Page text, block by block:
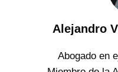
Alejandro
Abogado en